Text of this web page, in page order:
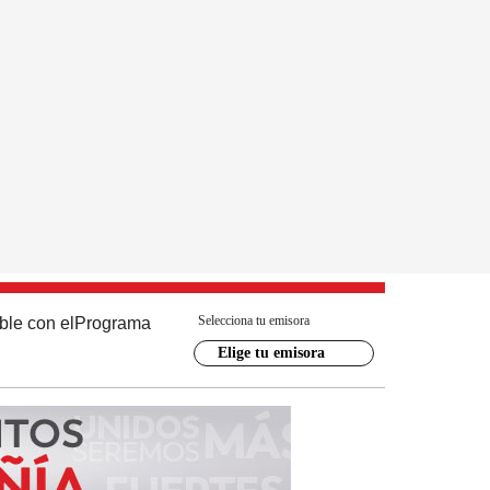
con el Programa Selecciona tu emisora
Elige tu emisora